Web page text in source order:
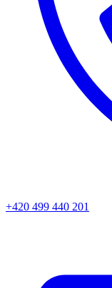
+420 499 440 201